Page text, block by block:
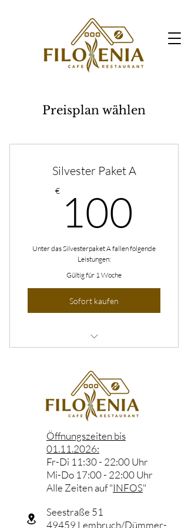
Preisplan wählen
Silvester Paket A
€ 100
Unter das Silvesterpaket A fallen folgende
Leistungen:
Gültig für 1 Woche
Sofort kaufen
Öffnungszeiten bis
01.11.2026:
Fr-Di 11:30 - 22:00 Uhr
Mi-Do 17:00 - 22:00 Uhr
Alle Zeiten auf "INFOS"
Seestraße 51
49459 Lembruch/Dümmer-